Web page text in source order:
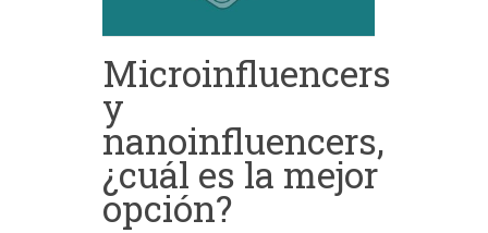
Microinfluencers
y
nanoinfluencers,
¿cuál es la mejor
opción?